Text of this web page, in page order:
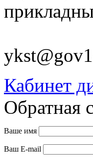
Кабинет
Обратная
Ваше имя
Ваш E-mail